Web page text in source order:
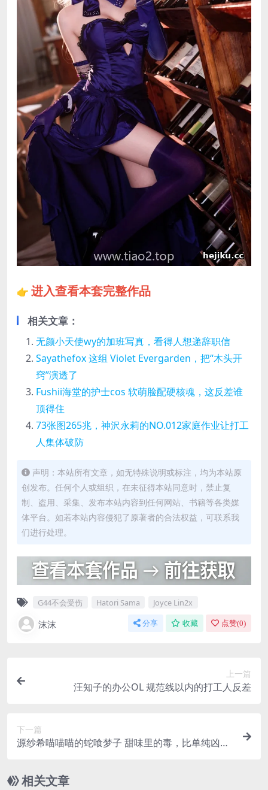
👉 进入查看本套完整作品
相关文章：
无颜小天使wy的加班写真，看得人想递辞职信
Sayathefox 这组 Violet Evergarden，把“木头开
窍”演透了
Fushii海堂的护士cos 软萌脸配硬核魂，这反差谁
顶得住
73张图265兆，神沢永莉的NO.012家庭作业让打工
人集体破防
声明：本站所有文章，如无特殊说明或标注，均为本站原
创发布。任何个人或组织，在未征得本站同意时，禁止复
制、盗用、采集、发布本站内容到任何网站、书籍等各类媒
体平台。如若本站内容侵犯了原著者的合法权益，可联系我
们进行处理。
G44不会受伤 Hatori Sama Joyce Lin2x
沫沫 分享 收藏 点赞(0)
上一篇
汪知子的办公OL 规范线以内的打工人反差
下一篇
源纱希喵喵喵的蛇喰梦子 甜味里的毒，比单纯凶狠
相关文章